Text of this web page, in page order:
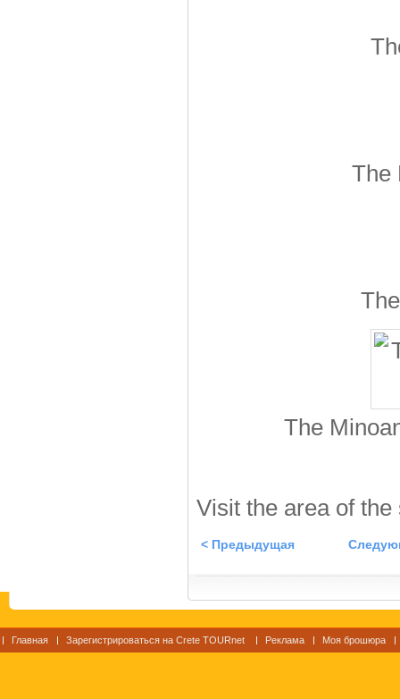
The
The
Visit the area of
< Предыдущая
Главная Зарегистрироваться на Crete TOURnet Реклама Моя брошюра